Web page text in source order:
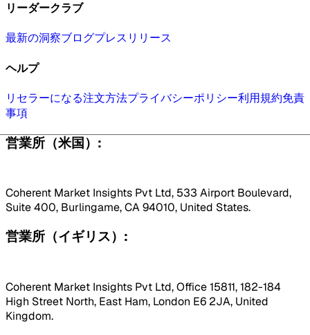
リーダークラブ
最新の洞察ブログプレスリリース
ヘルプ
リセラーになる注文方法プライバシーポリシー利用規約免責
事項
営業所（米国）:
Coherent Market Insights Pvt Ltd, 533 Airport Boulevard,
Suite 400, Burlingame, CA 94010, United States.
営業所（イギリス）:
Coherent Market Insights Pvt Ltd, Office 15811, 182-184
High Street North, East Ham, London E6 2JA, United
Kingdom.